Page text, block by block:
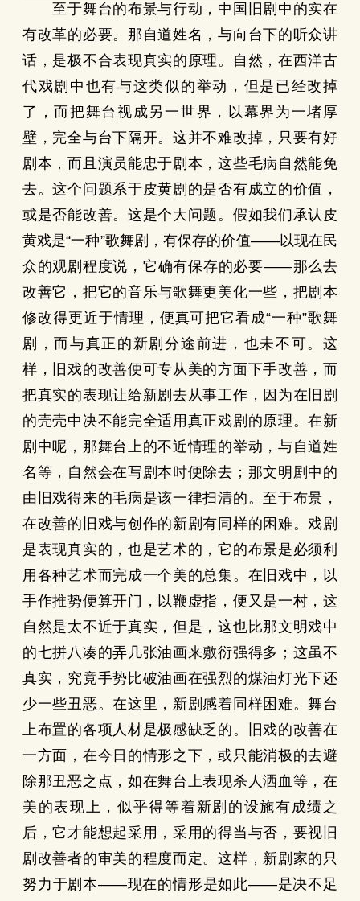
至于舞台的布景与行动，中国旧剧中的实在
有改革的必要。那自道姓名，与向台下的听众讲
话，是极不合表现真实的原理。自然，在西洋古
代戏剧中也有与这类似的举动，但是已经改掉
了，而把舞台视成另一世界，以幕界为一堵厚
壁，完全与台下隔开。这并不难改掉，只要有好
剧本，而且演员能忠于剧本，这些毛病自然能免
去。这个问题系于皮黄剧的是否有成立的价值，
或是否能改善。这是个大问题。假如我们承认皮
黄戏是“一种”歌舞剧，有保存的价值——以现在民
众的观剧程度说，它确有保存的必要——那么去
改善它，把它的音乐与歌舞更美化一些，把剧本
修改得更近于情理，便真可把它看成“一种”歌舞
剧，而与真正的新剧分途前进，也未不可。这
样，旧戏的改善便可专从美的方面下手改善，而
把真实的表现让给新剧去从事工作，因为在旧剧
的壳壳中决不能完全适用真正戏剧的原理。在新
剧中呢，那舞台上的不近情理的举动，与自道姓
名等，自然会在写剧本时便除去；那文明剧中的
由旧戏得来的毛病是该一律扫清的。至于布景，
在改善的旧戏与创作的新剧有同样的困难。戏剧
是表现真实的，也是艺术的，它的布景是必须利
用各种艺术而完成一个美的总集。在旧戏中，以
手作推势便算开门，以鞭虚指，便又是一村，这
自然是太不近于真实，但是，这也比那文明戏中
的七拼八凑的弄几张油画来敷衍强得多；这虽不
真实，究竟手势比破油画在强烈的煤油灯光下还
少一些丑恶。在这里，新剧感着同样困难。舞台
上布置的各项人材是极感缺乏的。旧戏的改善在
一方面，在今日的情形之下，或只能消极的去避
除那丑恶之点，如在舞台上表现杀人洒血等，在
美的表现上，似乎得等着新剧的设施有成绩之
后，它才能想起采用，采用的得当与否，要视旧
剧改善者的审美的程度而定。这样，新剧家的只
努力于剧本——现在的情形是如此——是决不足